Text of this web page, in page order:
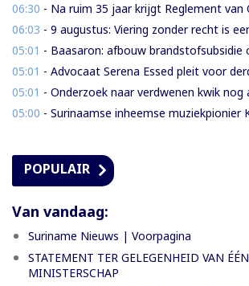
06:30 - Na ruim 35 jaar krijgt Reglement van Orde DNA grondige
06:03 - 9 augustus: Viering zonder recht is een lege
05:01 - Baasaron: afbouw brandstofsubsidie op termijn
05:01 - Advocaat Serena Essed pleit voor derde beroepsinstantie onder
05:01 - Onderzoek naar verdwenen kwik nog altijd
05:00 - Surinaamse inheemse muziekpionier Kariñha Basi krijgt oeuvreprijs
POPULAIR
Van vandaag:
Suriname Nieuws | Voorpagina
STATEMENT TER GELEGENHEID VAN
MINISTERSCHAP